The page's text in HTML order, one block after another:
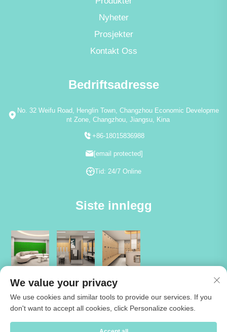
Nyheter
Prosjekter
Kontakt Oss
Bedriftsadresse
No. 32 Weifu Road, Henglin Town, Changzhou Economic Developme
nt Zone, Changzhou, Jiangsu, Kina
+86-18015836988
[email protected]
Tid: 24/7 Online
Siste innlegg
Copyright © 2026 Jiangsu Cartmay Industrial Co.,Ltd. Alle rettigheter
We value your privacy
We use cookies and similar tools to provide our services. If you
don't want to accept all cookies, click Personalize cookies.